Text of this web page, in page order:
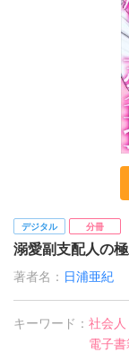
デジタル 分冊
溺愛副支配人の
著者名： 日浦亜紀
キーワード：社会人
電子書